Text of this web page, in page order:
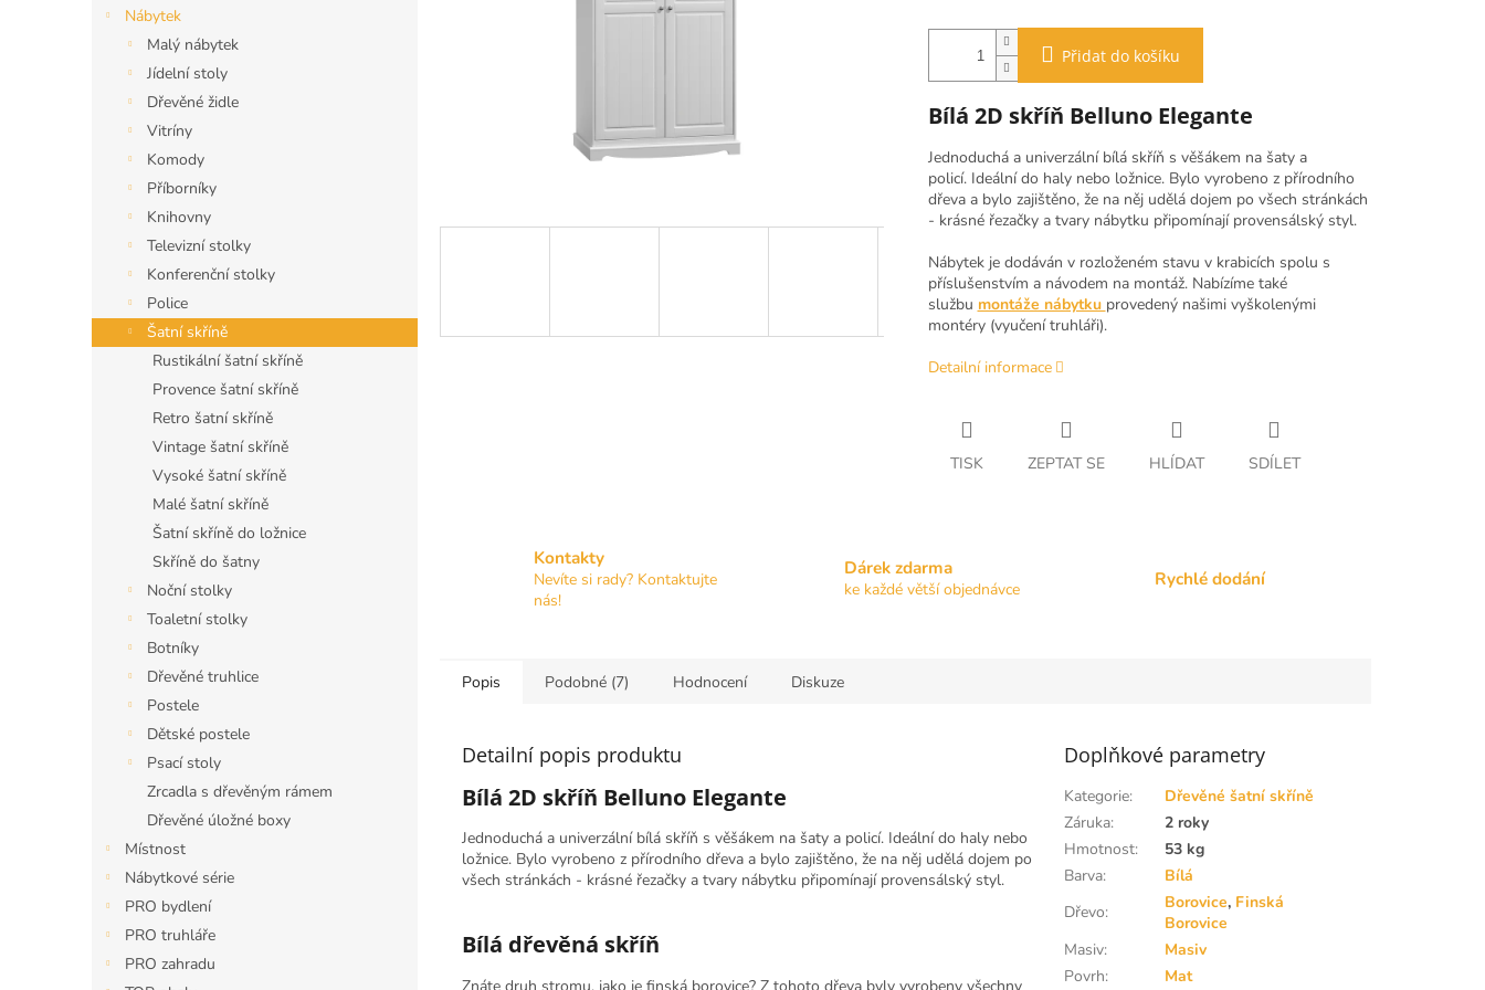
Nábytek
Malý nábytek
Jídelní stoly
Dřevěné židle
Vitríny
Komody
Příborníky
Knihovny
Televizní stolky
Konferenční stolky
Police
Šatní skříně
Rustikální šatní skříně
Provence šatní skříně
Retro šatní skříně
Vintage šatní skříně
Vysoké šatní skříně
Malé šatní skříně
Šatní skříně do ložnice
Skříně do šatny
Noční stolky
Toaletní stolky
Botníky
Dřevěné truhlice
Postele
Dětské postele
Psací stoly
Zrcadla s dřevěným rámem
Dřevěné úložné boxy
Místnost
Nábytkové série
PRO bydlení
PRO truhláře
PRO zahradu
Přidat do košíku
Bílá 2D skříň Belluno Elegante
Jednoduchá a univerzální bílá skříň s věšákem na šaty a
policí. Ideální do haly nebo ložnice. Bylo vyrobeno z přírodního
dřeva a bylo zajištěno, že na něj udělá dojem po všech stránkách
- krásné řezačky a tvary nábytku připomínají provensálský styl.
Nábytek je dodáván v rozloženém stavu v krabicích spolu s
příslušenstvím a návodem na montáž. Nabízíme také
službu montáže nábytku provedený našimi vyškolenými
montéry (vyučení truhláři).
Detailní informace
TISK ZEPTAT SE HLÍDAT SDÍLET
Kontakty
Nevíte si rady? Kontaktujte
nás!
Dárek zdarma
ke každé větší objednávce Rychlé dodání
Popis Podobné (7) Hodnocení Diskuze
Detailní popis produktu
Bílá 2D skříň Belluno Elegante
Jednoduchá a univerzální bílá skříň s věšákem na šaty a policí. Ideální do haly nebo
ložnice. Bylo vyrobeno z přírodního dřeva a bylo zajištěno, že na něj udělá dojem po
všech stránkách - krásné řezačky a tvary nábytku připomínají provensálský styl.
Bílá dřevěná skříň
Doplňkové parametry
Kategorie:
Dřevěné šatní skříně
Záruka:
2 roky
Hmotnost:
53 kg
Barva:
Bílá
Dřevo: Borovice, Finská
Borovice
Masiv:
Masiv
Povrh:
Mat